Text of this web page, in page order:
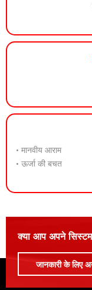
• मानवीय आराम
• ऊर्जा की बचत
क्या आप अपने
जानकारी के लिए